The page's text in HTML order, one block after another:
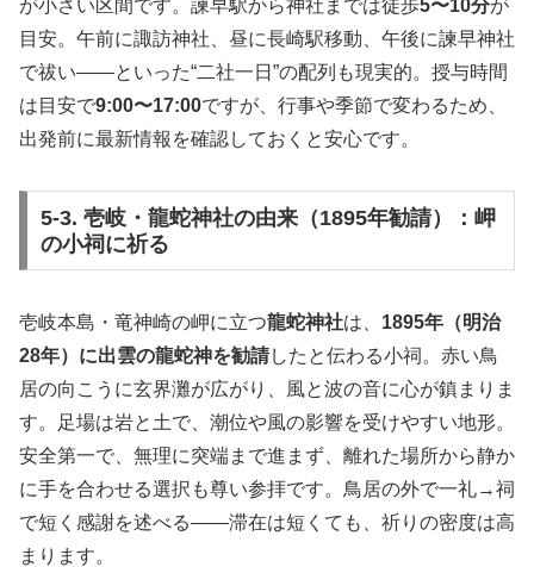
が小さい区間です。諫早駅から神社までは徒歩5〜10分が
目安。午前に諏訪神社、昼に長崎駅移動、午後に諫早神社
で祓い——といった“二社一日”の配列も現実的。授与時間
は目安で9:00〜17:00ですが、行事や季節で変わるため、
出発前に最新情報を確認しておくと安心です。
5-3. 壱岐・龍蛇神社の由来（1895年勧請）：岬
の小祠に祈る
壱岐本島・竜神崎の岬に立つ龍蛇神社は、 1895年（明治
28年）に出雲の龍蛇神を勧請したと伝わる小祠。赤い鳥
居の向こうに玄界灘が広がり、風と波の音に心が鎮まりま
す。足場は岩と土で、潮位や風の影響を受けやすい地形。
安全第一で、無理に突端まで進まず、離れた場所から静か
に手を合わせる選択も尊い参拝です。鳥居の外で一礼→祠
で短く感謝を述べる——滞在は短くても、祈りの密度は高
まります。